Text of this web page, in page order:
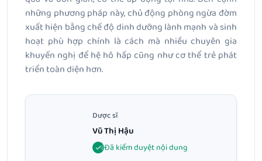
những phương pháp này, chủ động phòng ngừa đờm
xuất hiện bằng chế độ dinh dưỡng lành mạnh và sinh
hoạt phù hợp chính là cách mà nhiều chuyên gia
khuyến nghị để hệ hô hấp cũng như cơ thể trẻ phát
triển toàn diện hơn.
Dược sĩ
Vũ Thị Hậu
Đã kiểm duyệt nội dung